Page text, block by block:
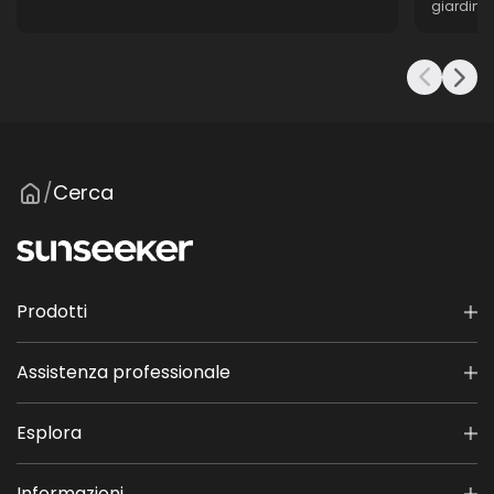
giardino
/Cerca
Prodotti
Assistenza professionale
Esplora